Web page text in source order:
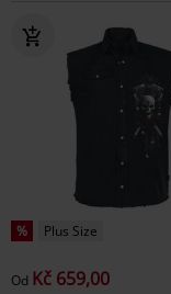
% Plus Size
Od Kč 659,00